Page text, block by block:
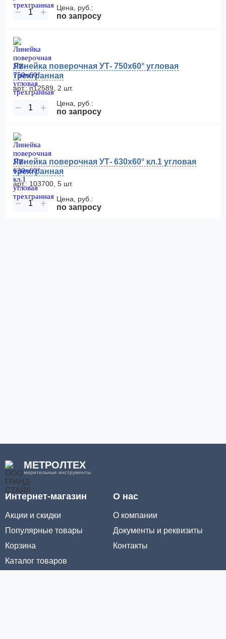
− + Цена, руб.:
по запросу
Линейка поверочная УТ- 750х60° угловая
трехгранная
арт.: п12589, 2 шт.
− + Цена, руб.:
по запросу
Линейка поверочная УТ- 630х60° кл.1 угловая
трехгранная
арт.: 103700, 5 шт.
− + Цена, руб.:
по запросу
МЕТРОЛТЕХ
мерительные инструменты
Интернет-магазин
Акции и скидки
Популярные товары
Корзина
Каталог товаров
О нас
О компании
Документы и реквизиты
Контакты